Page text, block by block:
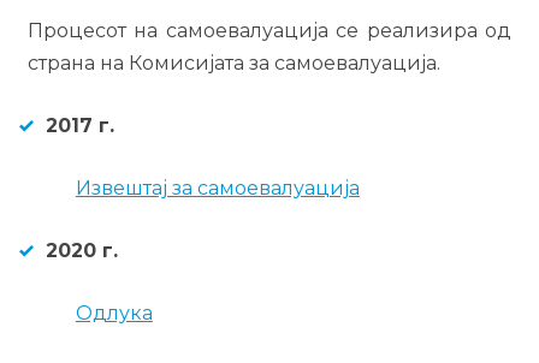
Процесот на самоевалуација се реализира од
страна на Комисијата за самоевалуација.
2017 г.
Извештај за самоевалуација
2020 г.
Одлука